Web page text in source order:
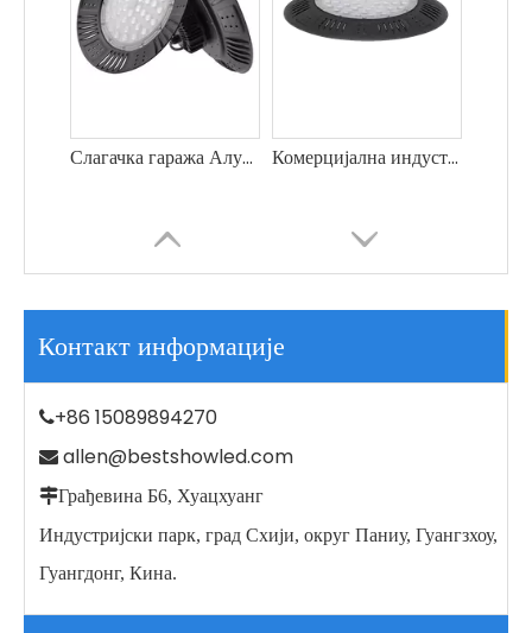
Слагачка гаража Алуминијум ЛЕД Хигх Баи Лигхтинг НЛО ЛЕД Хигхбаи Лигхт Комерцијална индустријска расвета НЛО ЛЕД ХИГХ БАИ ЛАГХТХЕР ВОРКСХОП ХИГХБАИ ЛАМП
Индустријска радионица Складиште Хигхбаи Лигхтинг Лед Хигх Баи Лигхт
Контакт информације
+86 15089894270
 allen@bestshowled.com
Грађевина Б6, Хуацхуанг
Индустријски парк, град Схији, округ Паниу, Гуангзхоу,
Гуангдонг, Кина.